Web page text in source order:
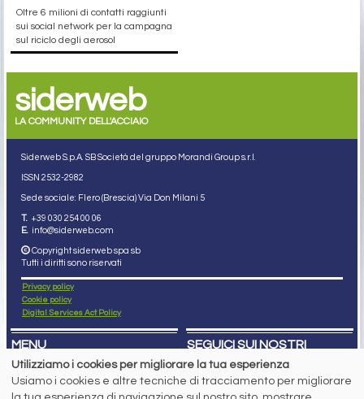
Oltre 6 milioni di contatti raggiunti
sui social network per la campagna
sul riciclo degli aerosol
siderweb
LA COMMUNITY DELL'ACCIAIO
Siderweb S.p.A. SB Società del gruppo Morandi Group s.r.l.
ISSN 2532-2982
Sede sociale: Flero (Brescia) Via Don Milani 5
T. +39 030 254 00 06
E. info@siderweb.com
Copyright siderweb spa sb
Tutti i diritti sono riservati
Privacy policy
Cookie policy
Digital Services Act Policy
MENU
NEWS
PREZZI ITALIA
MERCATI
SEGUICI SUI NOSTRI
SOCIAL NETWORK
Utilizziamo i cookies per migliorare la tua esperienza
Usiamo i cookies e altre tecniche di tracciamento per migliorare